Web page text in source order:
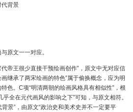
代背景
原文一一对应。
帝王很少直接干预绘画创作”，原文中无对应信
继承了两宋绘画的特色”属于偷换概念，应为明
色。C项“明清两朝的绘画风格具有相似性”，根
全在元代画风的影响之下”可知，与原文相符。
景”，由原文“政治史和美术史并不一定要平